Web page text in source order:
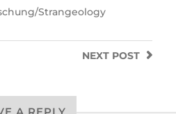
Strangeology
NEXT POST